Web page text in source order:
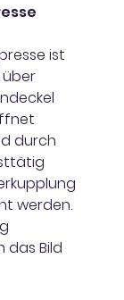
ist
durch
werden.
das Bild